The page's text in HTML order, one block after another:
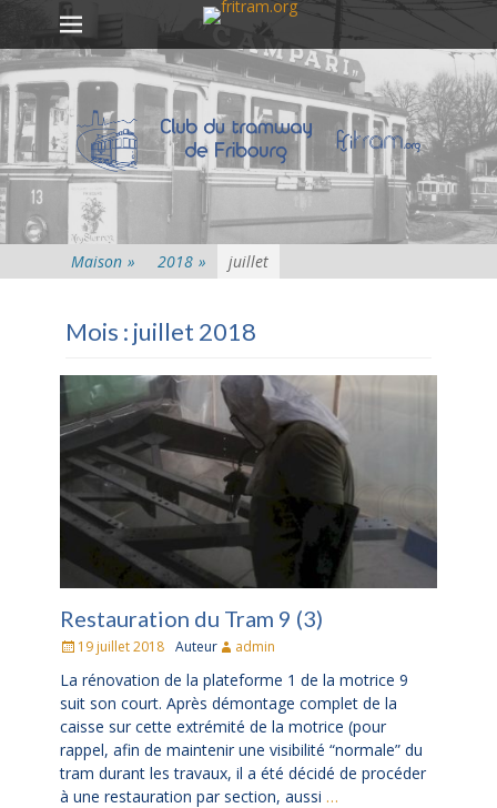
Passer
au
contenu
Premier menu
Maison » 2018 » juillet
Mois : juillet 2018
Restauration du Tram 9 (3)
Posté19 juillet 2018 Auteur admin
La rénovation de la plateforme 1 de la motrice 9
suit son court. Après démontage complet de la
caisse sur cette extrémité de la motrice (pour
rappel, afin de maintenir une visibilité “normale” du
tram durant les travaux, il a été décidé de procéder
à une restauration par section, aussi …